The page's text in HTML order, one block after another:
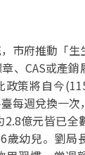
市府推動「生
、CAS或產銷
政策將自今
每週兌換一次
億元皆已全
歲幼兒。劉局